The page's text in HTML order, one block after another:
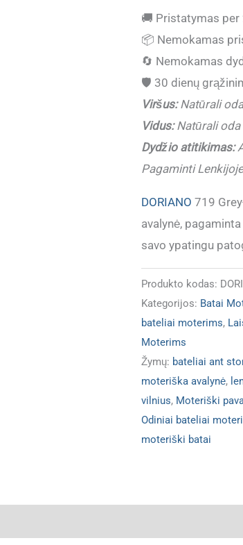
(IŠPARDUOTA)
Ypač
patogūs
odiniai
moteriški
batai
DORIANO
719
Grey
Pagaminti
🚚 Pristatymas
📦 Nemokamas
🔄 Nemokamas
🛡️ 30 dienų
Viršus:Natūrali oda
Vidus:Natūrali oda
Dydžio atitikimas:
Pagaminti Lenkijoje
DORIANO 719
avalynė,
savo ypatingu
Produkto kodas:
Kategorijos: Batai
bateliai moterims,
Moterims
Žymų: bateliai ant
moteriška avalynė,
vilnius, Moteriški
Odiniai bateliai
moteriški batai